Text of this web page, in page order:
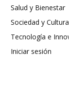
Salud y Bienestar
Sociedad y Cultura
Tecnología e
Iniciar sesión